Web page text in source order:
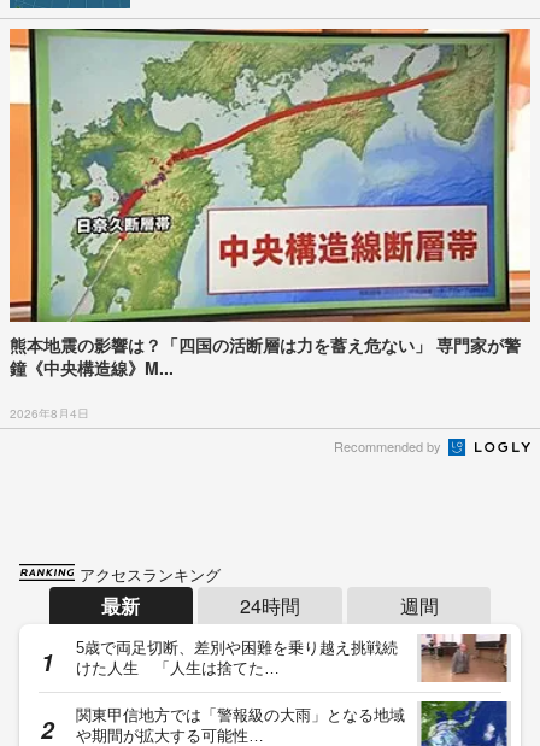
熊本地震の影響は？「四国の活断層は力を蓄え危ない」 専門家が警
鐘《中央構造線》M...
2026年8月4日
Recommended by
アクセスランキング
最新 24時間 週間
5歳で両足切断、差別や困難を乗り越え挑戦続
けた人生 「人生は捨てた…
関東甲信地方では「警報級の大雨」となる地域
や期間が拡大する可能性…